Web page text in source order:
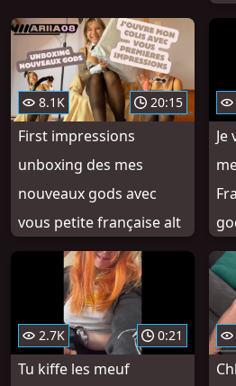
8.1K 20:15
First impressions
unboxing des mes
nouveaux gods avec
vous petite française alt
2.7K 0:21
Tu kiffe les meuf